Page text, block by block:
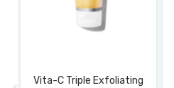
Vita-C Triple Exfoliating